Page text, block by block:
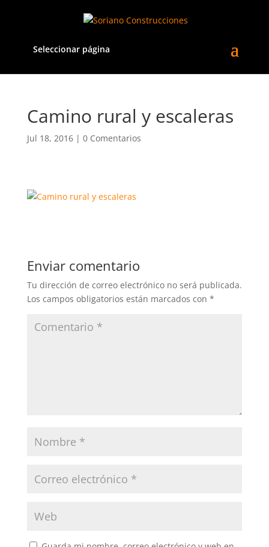
Seleccionar página
Camino rural y escaleras
Jul 18, 2016| 0 Comentarios
Enviar comentario
Tu dirección de correo electrónico no será publicada.
Los campos obligatorios están marcados con *